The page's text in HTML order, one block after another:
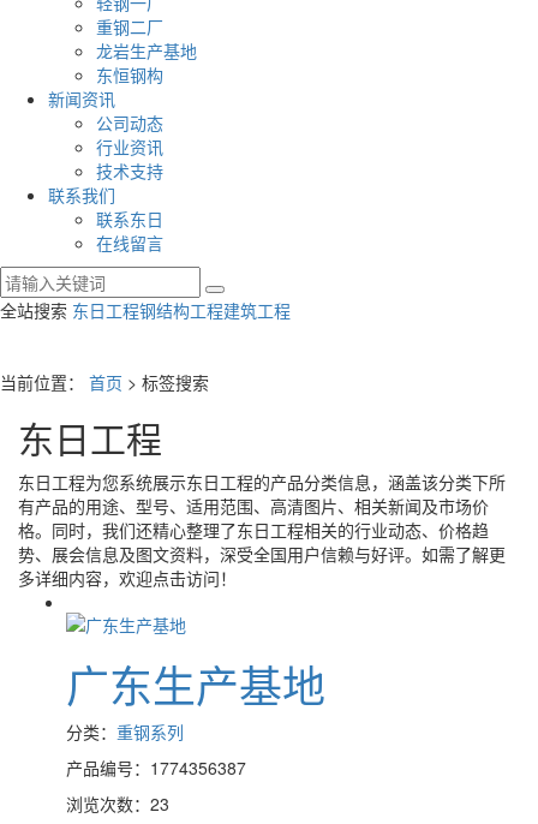
重钢二厂
龙岩生产基地
东恒钢构
新闻资讯
公司动态
行业资讯
技术支持
联系我们
联系东日
在线留言
全站搜索 东日工程钢结构工程建筑工程
当前位置： 首页 > 标签搜索
东日工程
东日工程为您系统展示东日工程的产品分类信息，涵盖该分类下所
有产品的用途、型号、适用范围、高清图片、相关新闻及市场价
格。同时，我们还精心整理了东日工程相关的行业动态、价格趋
势、展会信息及图文资料，深受全国用户信赖与好评。如需了解更
多详细内容，欢迎点击访问！
广东生产基地
分类： 重钢系列
产品编号：1774356387
浏览次数：23